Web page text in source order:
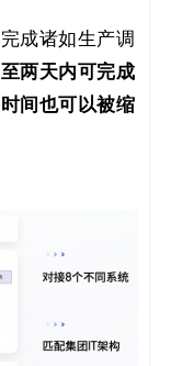
成诸如生产调
两天内可完成
间也可以被缩